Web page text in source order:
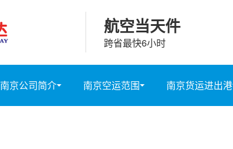
航空当天件
跨省最快6小时
南京公司简介 南京空运范围 南京货运进出港